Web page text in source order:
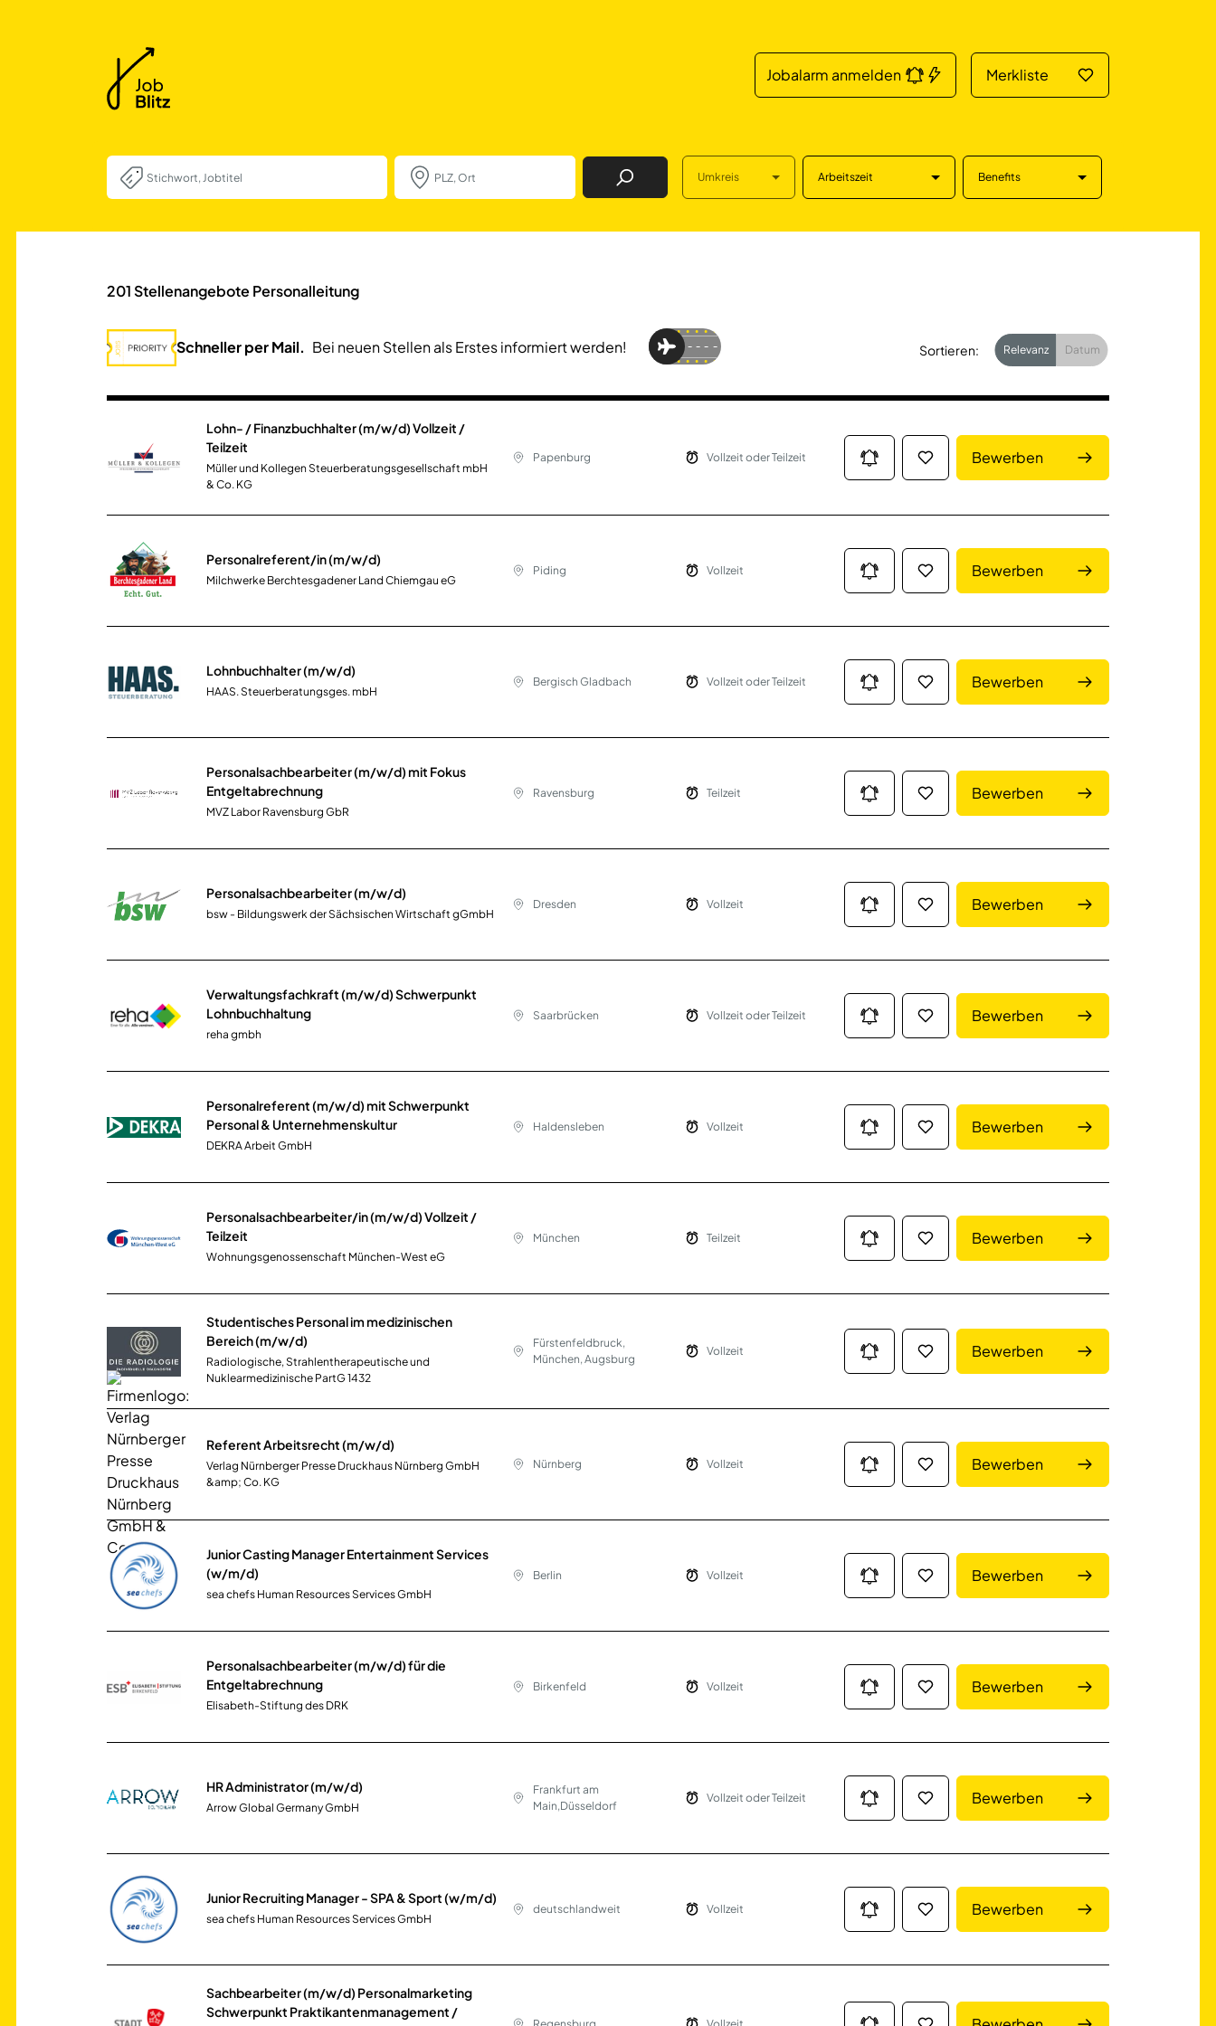
Jobalarm anmelden Merkliste
Job Finden Umkreis Arbeitszeit Benefits
201 Stellenangebote Personalleitung
Schneller per Mail. Bei neuen Stellen als Erstes informiert werden! Sortieren: Relevanz Datum
Lohn- / Finanzbuchhalter (m/w/d) Vollzeit /
Teilzeit
Müller und Kollegen Steuerberatungsgesellschaft mbH
& Co. KG
Papenburg Vollzeit oder Teilzeit Bewerben
Personalreferent/in (m/w/d)
Milchwerke Berchtesgadener Land Chiemgau eG
Piding Vollzeit Bewerben
Lohnbuchhalter (m/w/d)
HAAS. Steuerberatungsges. mbH
Bergisch Gladbach Vollzeit oder Teilzeit Bewerben
Personalsachbearbeiter (m/w/d) mit Fokus
Entgeltabrechnung
MVZ Labor Ravensburg GbR
Ravensburg Teilzeit Bewerben
Personalsachbearbeiter (m/w/d)
bsw - Bildungswerk der Sächsischen Wirtschaft gGmbH
Dresden Vollzeit Bewerben
Verwaltungsfachkraft (m/w/d) Schwerpunkt
Lohnbuchhaltung
reha gmbh
Saarbrücken Vollzeit oder Teilzeit Bewerben
Personalreferent (m/w/d) mit Schwerpunkt
Personal & Unternehmenskultur
DEKRA Arbeit GmbH
Haldensleben Vollzeit Bewerben
Personalsachbearbeiter/in (m/w/d) Vollzeit /
Teilzeit
Wohnungsgenossenschaft München-West eG
München Teilzeit Bewerben
Studentisches Personal im medizinischen
Bereich (m/w/d)
Radiologische, Strahlentherapeutische und
Nuklearmedizinische PartG 1432
Fürstenfeldbruck,
München, Augsburg
Vollzeit Bewerben
Referent Arbeitsrecht (m/w/d)
Verlag Nürnberger Presse Druckhaus Nürnberg GmbH
&amp; Co. KG
Nürnberg Vollzeit Bewerben
Junior Casting Manager Entertainment Services
(w/m/d)
sea chefs Human Resources Services GmbH
Berlin Vollzeit Bewerben
Personalsachbearbeiter (m/w/d) für die
Entgeltabrechnung
Elisabeth-Stiftung des DRK
Birkenfeld Vollzeit Bewerben
HR Administrator (m/w/d)
Arrow Global Germany GmbH
Frankfurt am
Main,Düsseldorf
Vollzeit oder Teilzeit Bewerben
Junior Recruiting Manager - SPA & Sport (w/m/d)
sea chefs Human Resources Services GmbH
deutschlandweit Vollzeit Bewerben
Sachbearbeiter (m/w/d) Personalmarketing
Schwerpunkt Praktikantenmanagement /